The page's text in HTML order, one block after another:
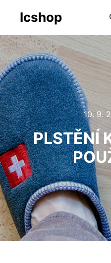
Icshop
10. 9.
PLSTĚNÍ